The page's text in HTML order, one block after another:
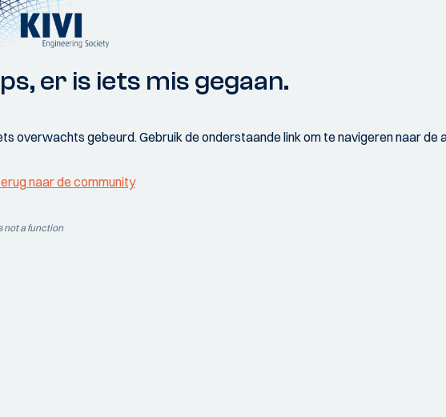
er is iets mis gegaan.
overwachts gebeurd. Gebruik de onderstaande link om te navigeren naar de
naar de community
not a function